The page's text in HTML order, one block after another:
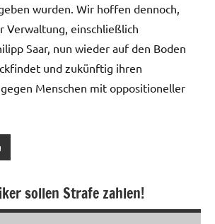
wurden. Wir hoffen dennoch,
Verwaltung, einschließlich
Saar, nun wieder auf den Boden
und zukünftig ihren
Menschen mit oppositioneller
sollen Strafe zahlen!